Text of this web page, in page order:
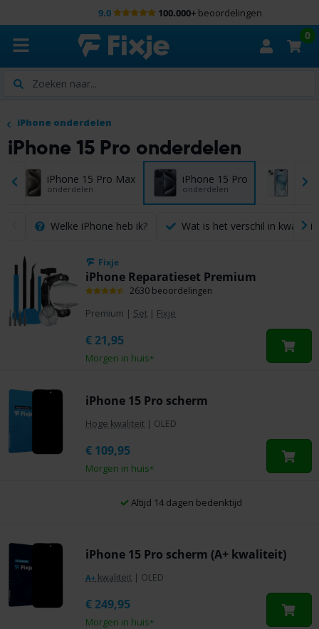
100.000+beoordelingen
Zoeken
0
iPhone onderdelen
iPhone 15 Pro onderdelen
iPhone 15 Pro Max
onderdelen
iPhone 15 Pro
onderdelen
Welke iPhone heb ik? Wat is het verschil in
Fixje
iPhone Reparatieset Premium
2630 beoordelingen
Premium | Set | Fixje
Morgen in huis*
€ 21,95
iPhone 15 Pro scherm
Hoge kwaliteit | OLED
Morgen in huis*
€ 109,95
iPhone 15 Pro scherm (A+ kwaliteit)
A+ kwaliteit | OLED
Morgen in huis*
€ 249,95
Altijd 14 dagen bedenktijd